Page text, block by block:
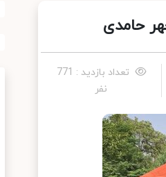
حامدی
تعداد بازدید : 771
نفر